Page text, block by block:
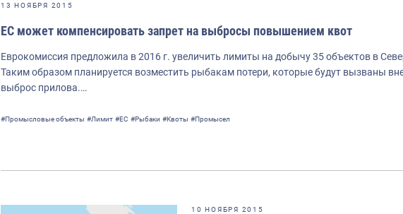
13 НОЯБРЯ 2015
ЕС может компенсировать запрет на выбросы повышением квот
Еврокомиссия предложила в 2016 г. увеличить лимиты на добычу 35 объектов в
Таким образом планируется возместить рыбакам потери, которые будут вызваны
выброс прилова.…
#Промысловые объекты #Лимит #ЕС #Рыбаки #Квоты #Промысел
10 НОЯБРЯ 2015